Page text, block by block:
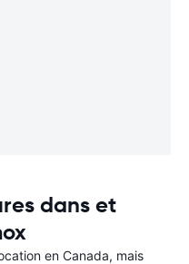
dans et
en Canada, mais